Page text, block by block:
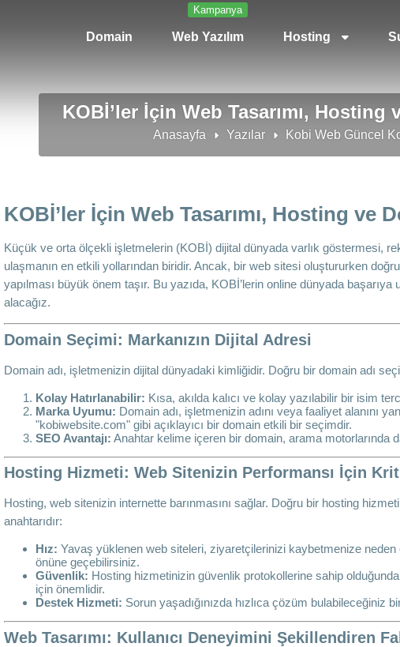
Domain
Kampanya
Web Yazılım Hosting
KOBİ’ler İçin Web Tasarımı,
Anasayfa Yazılar Kobi Web Güncel
KOBİ’ler İçin Web Tasarımı, Hosting ve
Küçük ve orta ölçekli işletmelerin (KOBİ) dijital dünyada varlık göstermesi,
ulaşmanın en etkili yollarından biridir. Ancak, bir web sitesi oluştururken
yapılması büyük önem taşır. Bu yazıda, KOBİ’lerin online dünyada
alacağız.
Domain Seçimi: Markanızın Dijital Adresi
Domain adı, işletmenizin dijital dünyadaki kimliğidir. Doğru bir domain adı
Kolay Hatırlanabilir: Kısa, akılda kalıcı ve kolay yazılabilir bir isim
Marka Uyumu: Domain adı, işletmenizin adını veya faaliyet alanını
"kobiwebsite.com" gibi açıklayıcı bir domain etkili bir seçimdir.
SEO Avantajı: Anahtar kelime içeren bir domain, arama motorlarında
Hosting Hizmeti: Web Sitenizin Performansı İçin
Hosting, web sitenizin internette barınmasını sağlar. Doğru bir hosting
anahtarıdır:
Hız: Yavaş yüklenen web siteleri, ziyaretçilerinizi kaybetmenize
önüne geçebilirsiniz.
Güvenlik: Hosting hizmetinizin güvenlik protokollerine sahip
için önemlidir.
Destek Hizmeti: Sorun yaşadığınızda hızlıca çözüm bulabileceğiniz
Web Tasarımı: Kullanıcı Deneyimini Şekillendiren